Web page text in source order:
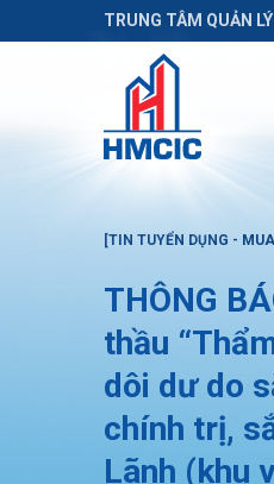
TRUNG TÂM QUẢN
[TIN TUYỂN DỤNG -
THÔNG
thầu
dôi dư do
chính trị,
Lãnh (khu